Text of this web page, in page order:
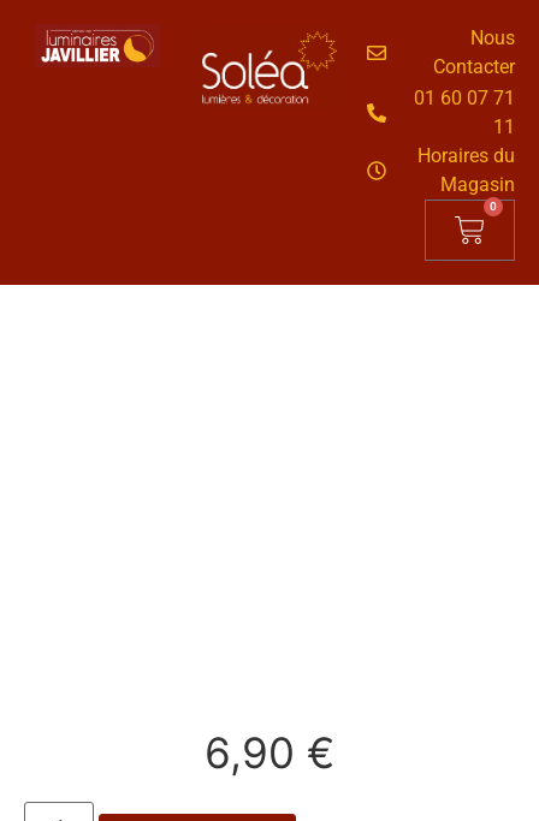
Nous
Contacter
01 60 07 71
11
Horaires du
Magasin
0
6,90 €